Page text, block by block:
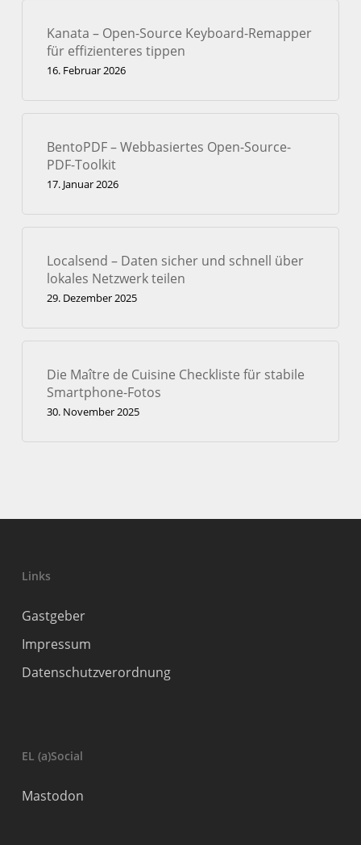
Kanata – Open-Source Keyboard-Remapper
für effizienteres tippen
16. Februar 2026
BentoPDF – Webbasiertes Open-Source-
PDF-Toolkit
17. Januar 2026
Localsend – Daten sicher und schnell über
lokales Netzwerk teilen
29. Dezember 2025
Die Maître de Cuisine Checkliste für stabile
Smartphone-Fotos
30. November 2025
Links
Gastgeber
Impressum
Datenschutzverordnung
EL (a)Social
Mastodon